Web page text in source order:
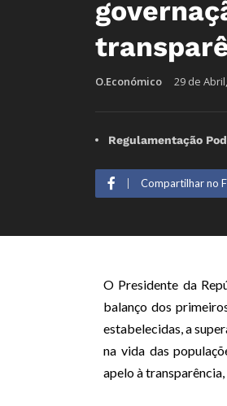
O.Económico 29 de
Regulamentação
Compartilhar no
O Presidente da
balanço dos
estabelecidas, a
na vida das
apelo à